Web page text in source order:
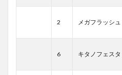
2 メガフラッシュ
6 キタノフェスタ